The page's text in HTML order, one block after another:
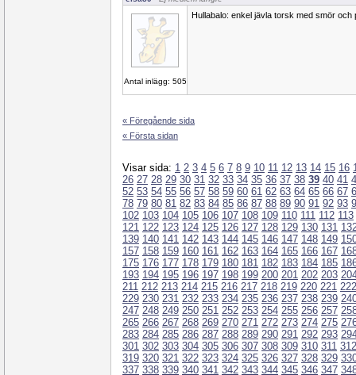
Antal inlägg: 505
Hullabalo: enkel jävla torsk med smör
« Föregående sida
« Första sidan
Visar sida: 1 2 3 4 5 6 7 8 9 10 11 12 13 14 15 16
26 27 28 29 30 31 32 33 34 35 36 37 38 39 40 41
52 53 54 55 56 57 58 59 60 61 62 63 64 65 66 67
78 79 80 81 82 83 84 85 86 87 88 89 90 91 92 93
102 103 104 105 106 107 108 109 110 111 112 113
121 122 123 124 125 126 127 128 129 130 131
139 140 141 142 143 144 145 146 147 148 149
157 158 159 160 161 162 163 164 165 166 167
175 176 177 178 179 180 181 182 183 184 185
193 194 195 196 197 198 199 200 201 202 203
211 212 213 214 215 216 217 218 219 220 221 222
229 230 231 232 233 234 235 236 237 238 239
247 248 249 250 251 252 253 254 255 256 257
265 266 267 268 269 270 271 272 273 274 275
283 284 285 286 287 288 289 290 291 292 293
301 302 303 304 305 306 307 308 309 310 311 312
319 320 321 322 323 324 325 326 327 328 329
337 338 339 340 341 342 343 344 345 346 347